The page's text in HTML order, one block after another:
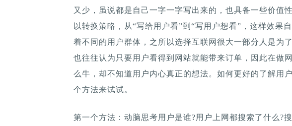
又少，虽说都是自己一字一字写出来的，也具备一些价值
以转换策略，从“写给用户看”到“写用户想看”，这样效果
着不同的用户群体，之所以选择互联网很大一部分人是为
也往往认为只要用户看得到网站就能带来订单，因此在做
么牛，却不知道用户内心真正的想法。如何更好的了解用
个方法来试试。
第一个方法：动脑思考用户是谁?用户上网都搜索了什么?